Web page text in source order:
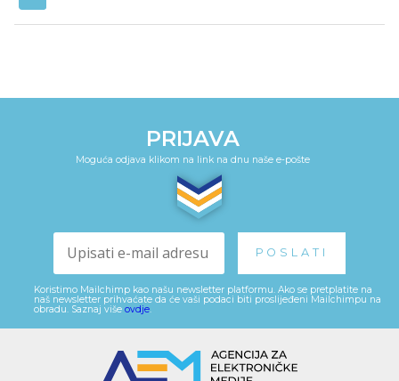
PRIJAVA
Moguća odjava klikom na link na dnu naše e-pošte
Koristimo Mailchimp kao našu newsletter platformu. Ako se pretplatite na
naš newsletter prihvaćate da će vaši podaci biti proslijeđeni Mailchimpu na
obradu. Saznaj više ovdje